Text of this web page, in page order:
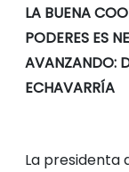
LA BUENA
PODERES ES
AVANZANDO:
ECHAVARRÍA
La presidenta